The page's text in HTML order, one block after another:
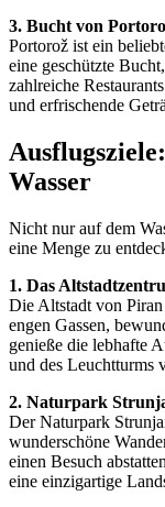
3. Bucht von
Portorož ist ein
eine geschützte
zahlreiche
und erfrischende
Wasser
Nicht nur auf dem
eine Menge zu
1. Das
Die Altstadt von
engen Gassen,
genieße die lebhafte
und des Leuchtturms
2. Naturpark
Der Naturpark
wunderschöne
einen Besuch
eine einzigartige